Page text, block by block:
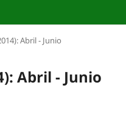
Abril - Junio
Abril - Junio